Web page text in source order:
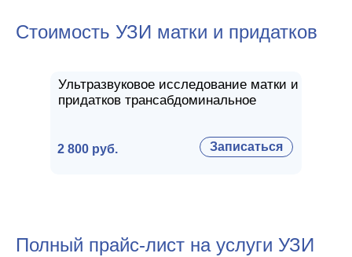
Стоимость УЗИ матки и придатков
Ультразвуковое исследование матки и
придатков трансабдоминальное
Записаться
2 800 руб.
Полный прайс-лист на услуги УЗИ